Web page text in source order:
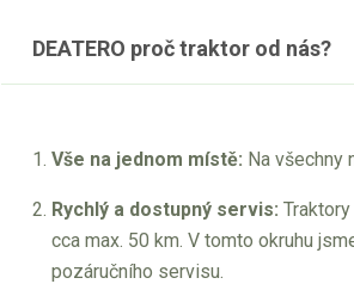
DEATERO proč traktor od nás?
Vše na jednom místě: Na všechny
Rychlý a dostupný servis:
cca max. 50 km. V tomto okruhu
pozáručního servisu.